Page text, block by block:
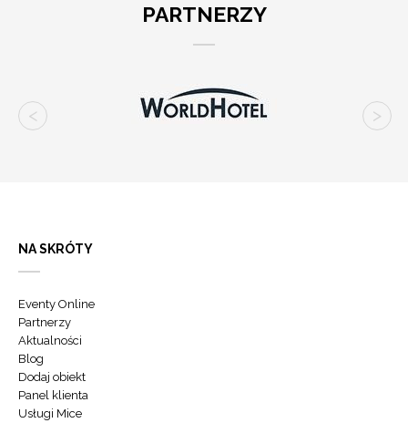
PARTNERZY
NA SKRÓTY
Eventy Online
Partnerzy
Aktualności
Blog
Dodaj obiekt
Panel klienta
Usługi Mice